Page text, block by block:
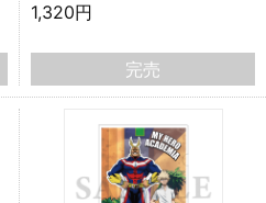
1,320円
完売